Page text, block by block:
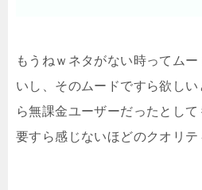
もうねｗネタがない時ってム
いし、そのムードですら欲しい
ら無課金ユーザーだったとし
要すら感じないほどのクオリ